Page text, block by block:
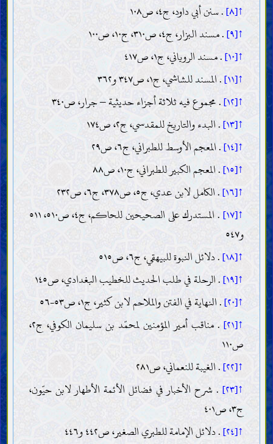
↑[٨] . سنن أبي داود، ج٤، ص١٠٨
↑[٩] . مسند البزار، ج٤، ص٣١٠، ج١٠، ص١٠٠
↑[١٠] . مسند الروياني، ج١، ص٤١٧
↑[١١] . المسند للشاشي، ج١، ص٣٤٧ و٣٦٢
↑[١٢] . مجموع فيه ثلاثة أجزاء حديثية – جرار، ص٣٤٠
↑[١٣] . البدء والتاريخ للمقدسي، ج٢، ص١٧٤
↑[١٤] . المعجم الأوسط للطبراني، ج٦، ص٢٩
↑[١٥] . المعجم الكبير للطبراني، ج١٠، ص٨٨
↑[١٦]
. الكامل لابن عدي، ج٥، ص٣٧٨، ج٦، ص٢٣٢
↑[١٧]
. المستدرك على الصحيحين للحاكم، ج٤، ص٥١٠، ٥١١
و٥٤٧
↑[١٨]
. دلائل النبوة للبيهقي، ج٦، ص٥١٥
↑[١٩] . الرحلة في طلب الحديث للخطيب البغدادي، ص١٤٥
↑[٢٠] . النهاية في الفتن والملاحم لابن كثير، ج١، ص٥٣-٥٦
↑[٢١]
. مناقب أمير المؤمنين لمحمّد بن سليمان الكوفي، ج٢،
ص١١٠
↑[٢٢] . الغيبة للنعماني، ص٢٨١
↑[٢٣]
. شرح الأخبار في فضائل الأئمة الأطهار لابن حيّون،
ج٣، ص٤٠١
↑[٢٤] . دلائل الإمامة للطبري الصغير، ص٤٤٢ و٤٤٦